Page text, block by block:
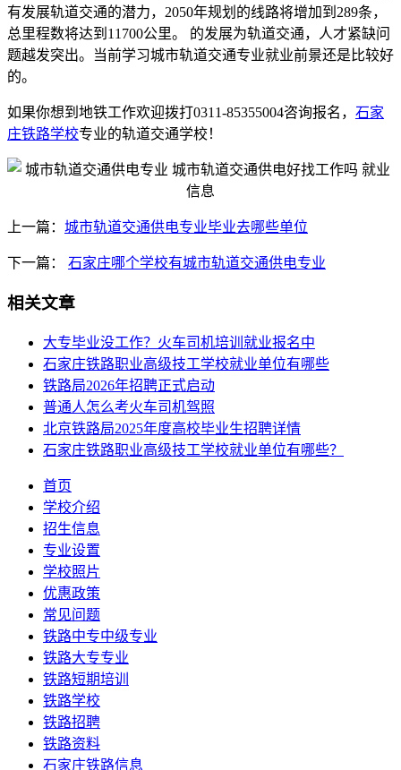
有发展轨道交通的潜力，2050年规划的线路将增加到289条，
总里程数将达到11700公里。 的发展为轨道交通，人才紧缺问
题越发突出。当前学习城市轨道交通专业就业前景还是比较好
的。
如果你想到地铁工作欢迎拨打0311-85355004咨询报名， 石家
庄铁路学校专业的轨道交通学校！
上一篇： 城市轨道交通供电专业毕业去哪些单位
下一篇： 石家庄哪个学校有城市轨道交通供电专业
相关文章
大专毕业没工作？火车司机培训就业报名中
石家庄铁路职业高级技工学校就业单位有哪些
铁路局2026年招聘正式启动
普通人怎么考火车司机驾照
北京铁路局2025年度高校毕业生招聘详情
石家庄铁路职业高级技工学校就业单位有哪些？
首页
学校介绍
招生信息
专业设置
学校照片
优惠政策
常见问题
铁路中专中级专业
铁路大专专业
铁路短期培训
铁路学校
铁路招聘
铁路资料
石家庄铁路信息